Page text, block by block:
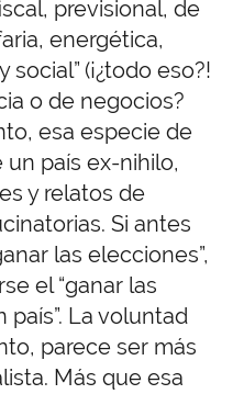
previsional, de
energética,
(¡¿todo eso?!
o de negocios?
esa especie de
país ex-nihilo,
y relatos de
Si antes
las elecciones”,
el “ganar las
La voluntad
parece ser más
Más que esa